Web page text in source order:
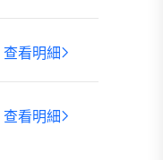
查看明細
查看明細